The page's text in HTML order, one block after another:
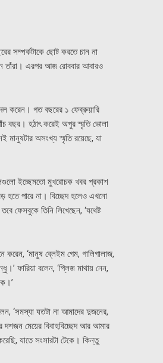
সম্পর্কটাকে ছোট করতে চান না
তাঁরা। এরপর আজ রোববার আবারও
করেন। গত বছরের ১ ফেব্রুয়ারি
বছর। হঠাৎ করেই অপুর স্মৃতি ভোলা
মানুষটার অসংখ্য স্মৃতি রয়েছে, যা
ইচ্ছেমতো মুখরোচক খবর প্রকাশ
হতে পারে না। বিচ্ছেদ হলেও এখনো
ফেসবুকে তিনি লিখেছেন, ‘যথেষ্ট
করেন, ‘মানুষ ব্লেইম গেম, গালিগালাজ,
ফারিয়া বলেন, ‘প্লিজ মাথায় নেন,
‘সমস্যা যতটা না আমাদের দুজনের,
দশজন মেয়ের বিবাহবিচ্ছেদ আর আমার
যাতে সংসারটা টেকে। কিন্তু